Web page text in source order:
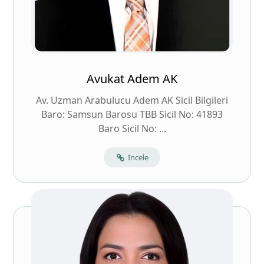
Avukat Adem AK
Av. Uzman Arabulucu Adem AK Sicil Bilgileri
Baro: Samsun Barosu TBB Sicil No: 41893
Baro Sicil No: ...
İncele